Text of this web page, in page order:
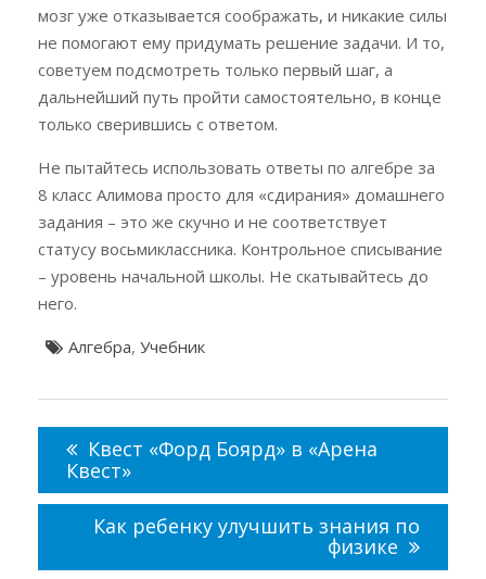
мозг уже отказывается соображать, и никакие силы
не помогают ему придумать решение задачи. И то,
советуем подсмотреть только первый шаг, а
дальнейший путь пройти самостоятельно, в конце
только сверившись с ответом.
Не пытайтесь использовать ответы по алгебре за
8 класс Алимова просто для «сдирания» домашнего
задания – это же скучно и не соответствует
статусу восьмиклассника. Контрольное списывание
– уровень начальной школы. Не скатывайтесь до
него.
Алгебра, Учебник
записям
Квест «Форд Боярд» в «Арена
Квест»
Как ребенку улучшить знания по
физике